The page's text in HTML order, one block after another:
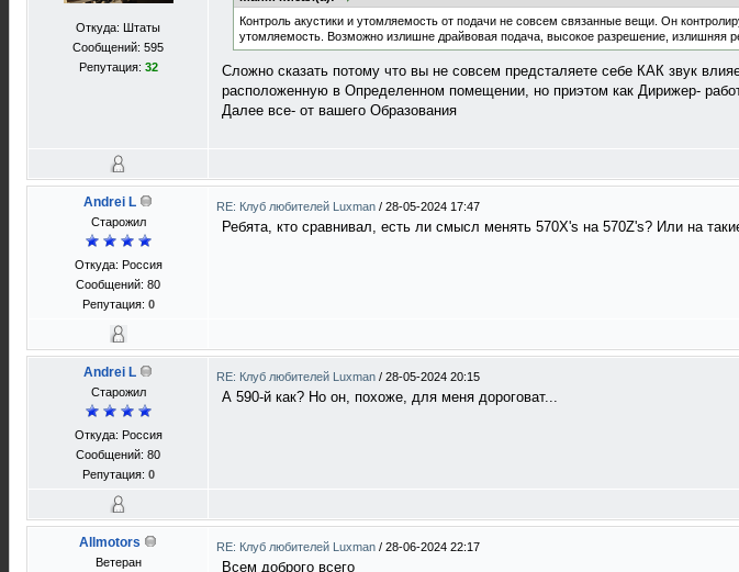
Откуда: Штаты
Сообщений: 595
Репутация: 32
Контроль акустики и утомляемость от подачи не совсем связанные вещи. Он
утомляемость. Возможно излишне драйвовая подача, высокое разрешение, излишняя
Сложно сказать потому что вы не совсем предсталяете себе КАК звук
расположенную в Определенном помещении, но приэтом как Дирижер-
Далее все- от вашего Образования
Andrei L
Старожил
Откуда: Россия
Сообщений: 80
Репутация: 0
RE: Клуб любителей Luxman / 28-05-2024 17:47
Ребята, кто сравнивал, есть ли смысл менять 570X's на 570Z's? Или на
Andrei L
Старожил
Откуда: Россия
Сообщений: 80
Репутация: 0
RE: Клуб любителей Luxman / 28-05-2024 20:15
А 590-й как? Но он, похоже, для меня дороговат...
Allmotors
Ветеран
RE: Клуб любителей Luxman / 28-06-2024 22:17
Всем доброго всего